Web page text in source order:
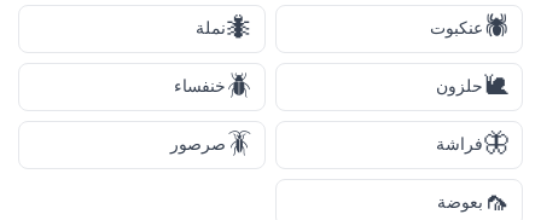
🕷️عنكبوت 🐜نملة
🐌حلزون 🪲خنفساء
🦋فراشة 🪳صرصور
🦟 بعوضة